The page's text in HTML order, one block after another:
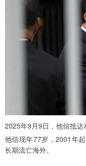
2025年9月9日，他信抵
他信现年77岁，2001年
长期流亡海外。